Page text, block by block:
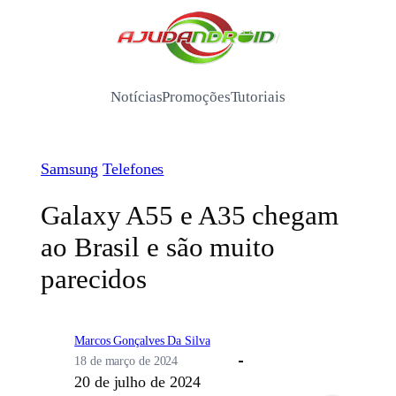
/
NotíciasPromoçõesTutoriais
Samsung Telefones
Galaxy A55 e A35 chegam
ao Brasil e são muito
parecidos
Marcos Gonçalves Da Silva
18 de março de 2024
20 de julho de 2024